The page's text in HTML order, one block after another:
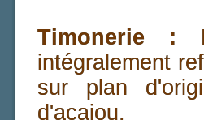
Timonerie :
intégralement
sur plan
d'acajou,